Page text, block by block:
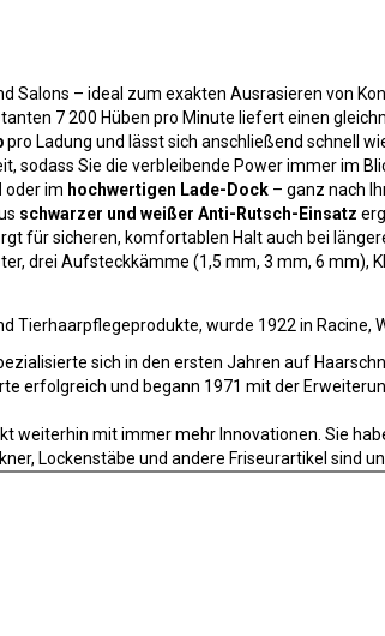
Salons – ideal zum exakten Ausrasieren von
7 200 Hüben pro Minute liefert einen
pro Ladung und lässt sich anschließend schnell
sodass Sie die verbleibende Power immer im
oder im hochwertigen Lade-Dock – ganz nach
schwarzer und weißer Anti-Rutsch-Einsatz
für sicheren, komfortablen Halt auch bei
drei Aufsteckkämme (1,5 mm, 3 mm, 6 mm),
wurde 1922 in Racine,
sich in den ersten Jahren auf
erfolgreich und begann 1971 mit der
weiterhin mit immer mehr Innovationen. Sie
Lockenstäbe und andere Friseurartikel sind